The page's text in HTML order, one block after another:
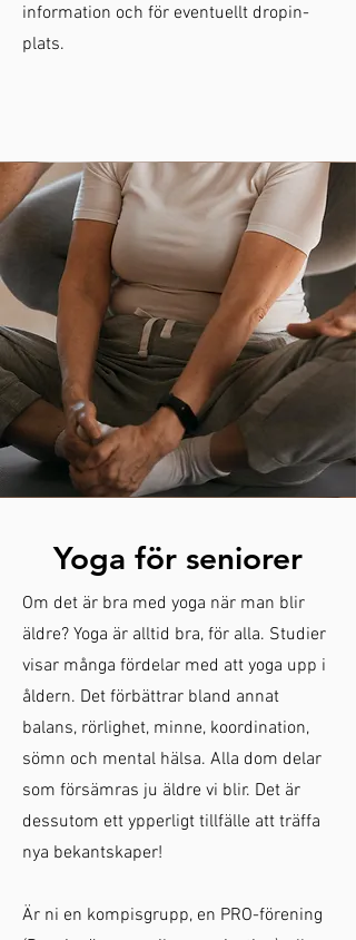
information och för eventuellt dropin-
plats.
Yoga för seniorer
Om det är bra med yoga när man blir
äldre? Yoga är alltid bra, för alla. Studier
visar många fördelar med att yoga upp i
åldern. Det förbättrar bland annat
balans, rörlighet, minne, koordination,
sömn och mental hälsa. Alla dom delar
som försämras ju äldre vi blir. Det är
dessutom ett ypperligt tillfälle att träffa
nya bekantskaper!
Är ni en kompisgrupp, en PRO-förening